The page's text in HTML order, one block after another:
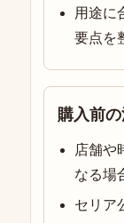
用途に
要点を
購入前
店舗や
なる場
セリア